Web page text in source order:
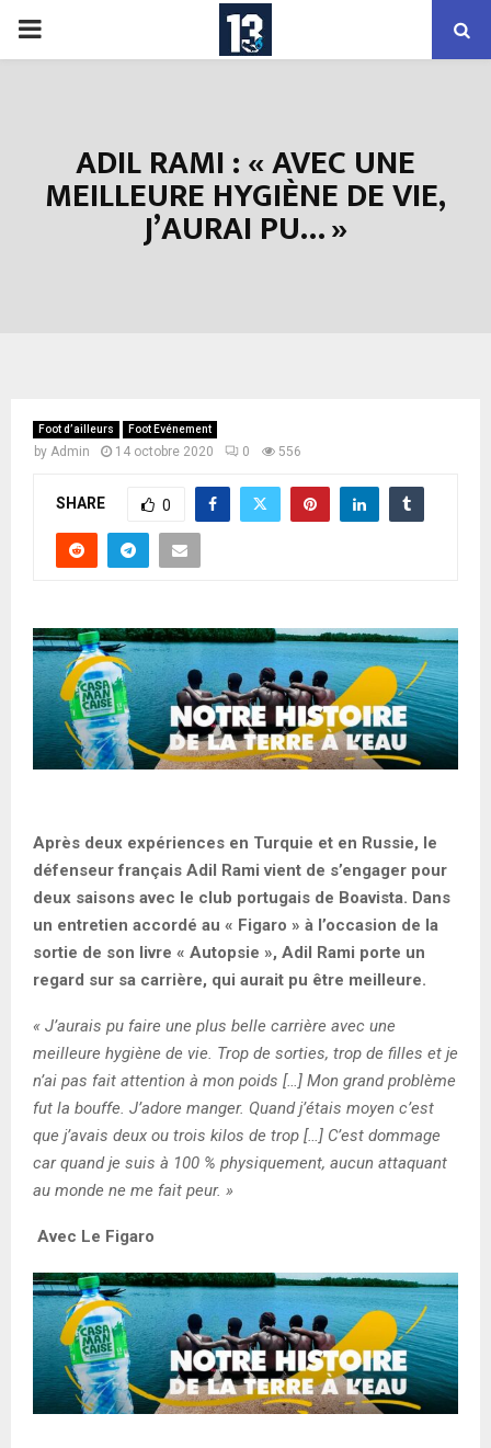
PRIMARY
ADIL RAMI : « AVEC UNE
MEILLEURE HYGIÈNE DE VIE,
J’AURAI PU… »
Foot d’ailleurs Foot Evénement
by Admin 14 octobre 2020 0 556
SHARE 0
Après deux expériences en Turquie et en Russie, le
défenseur français Adil Rami vient de s’engager pour
deux saisons avec le club portugais de Boavista. Dans
un entretien accordé au « Figaro » à l’occasion de la
sortie de son livre « Autopsie », Adil Rami porte un
regard sur sa carrière, qui aurait pu être meilleure.
« J’aurais pu faire une plus belle carrière avec une
meilleure hygiène de vie. Trop de sorties, trop de filles et je
n’ai pas fait attention à mon poids […] Mon grand problème
fut la bouffe. J’adore manger. Quand j’étais moyen c’est
que j’avais deux ou trois kilos de trop […] C’est dommage
car quand je suis à 100 % physiquement, aucun attaquant
au monde ne me fait peur. »
Avec Le Figaro